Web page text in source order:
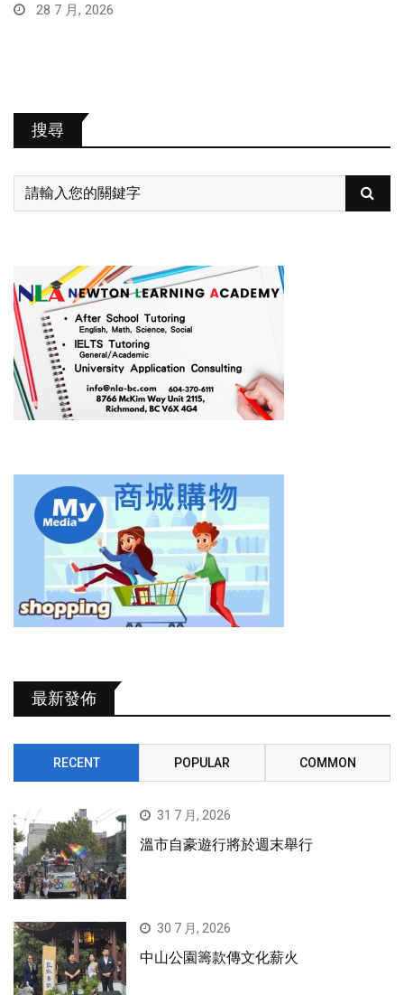
28 7 月, 2026
搜尋
最新發佈
RECENT POPULAR COMMON
31 7 月, 2026
溫市自豪遊行將於週末舉行
30 7 月, 2026
中山公園籌款傳文化薪火